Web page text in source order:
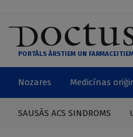
PORTĀLS ĀRSTIEM UN
Nozares Medicīnas
SAUSĀS ACS SINDROMS